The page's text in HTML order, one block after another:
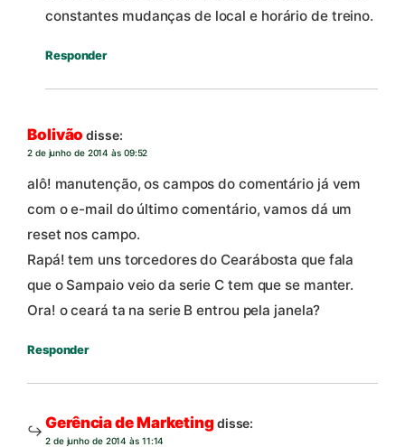
constantes mudanças de local e horário de treino.
Responder
Bolivão disse:
2 de junho de 2014 às 09:52
alô! manutenção, os campos do comentário já vem
com o e-mail do último comentário, vamos dá um
reset nos campo.
Rapá! tem uns torcedores do Cearábosta que fala
que o Sampaio veio da serie C tem que se manter.
Ora! o ceará ta na serie B entrou pela janela?
Responder
Gerência de Marketingdisse:
2 de junho de 2014 às 11:14